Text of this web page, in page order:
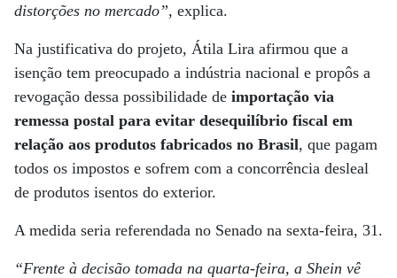
distorções no mercado”, explica.
Na justificativa do projeto, Átila Lira afirmou que a
isenção tem preocupado a indústria nacional e propôs a
revogação dessa possibilidade de importação via
remessa postal para evitar desequilíbrio fiscal em
relação aos produtos fabricados no Brasil, que pagam
todos os impostos e sofrem com a concorrência desleal
de produtos isentos do exterior.
A medida seria referendada no Senado na sexta-feira, 31.
“Frente à decisão tomada na quarta-feira, a Shein vê